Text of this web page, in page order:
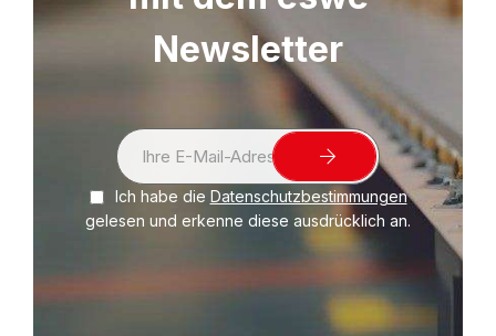
Umweltfreundlich, da aus Polyethylen
Produktlinie ECONOM:Bestes
Preis-/Leistungsverhältnis bei "normalen"
Anforderungen an Ihr Verpackungsmaterial.
Newsletter
Ich habe die Datenschutzbestimmungen
gelesen und erkenne diese ausdrücklich an.